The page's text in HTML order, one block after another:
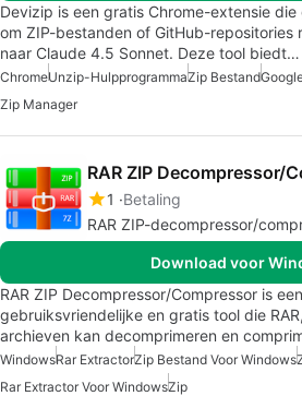
Devizip is een gratis Chrome-extensie
om ZIP-bestanden of GitHub-repositories
naar Claude 4.5 Sonnet. Deze tool biedt…
ChromeUnzip-HulpprogrammaZip Bestand
Zip Manager
RAR ZIP Decompressor/
1
Betaling
RAR ZIP-decompressor/
Download voor
RAR ZIP Decompressor/Compressor is
gebruiksvriendelijke en gratis tool die
archieven kan decomprimeren en
WindowsRar ExtractorZip Bestand Voor Windows
Rar Extractor Voor WindowsZip